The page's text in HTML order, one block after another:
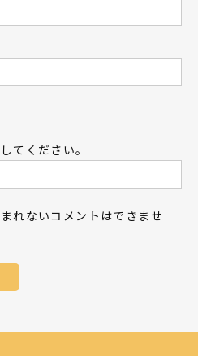
てください。
れないコメントはできませ